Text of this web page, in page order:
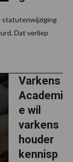
statutenwijziging
Dat verliep
Varkens
Academi
e wil
varkens
houder
kennisp